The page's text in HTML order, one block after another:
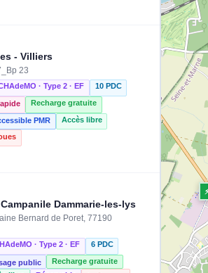
- Villiers
23
· Type 2 · EF 10 PDC
Recharge gratuite
PMR
Accès libre
Dammarie-les-lys
Bernard de Poret, 77190
· Type 2 · EF 6 PDC
public
Recharge gratuite
⚡ 22 kW
⚡ 22 kW
⚡ 22 kW